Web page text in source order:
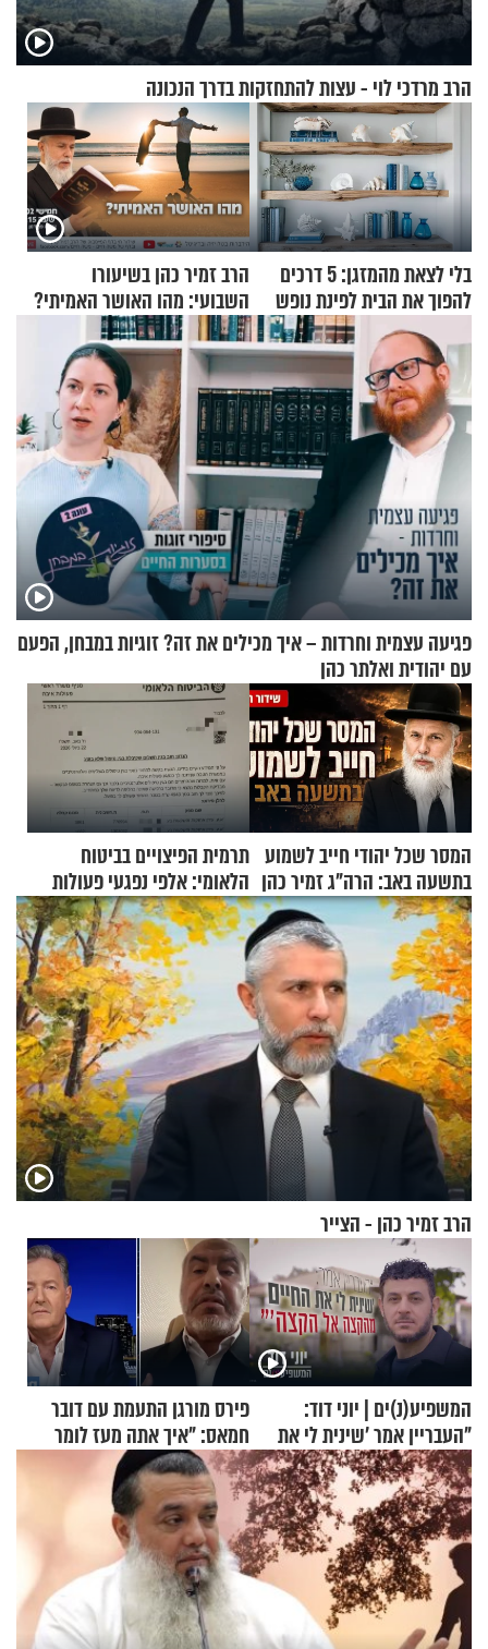
הרב מרדכי לוי - עצות להתחזקות בדרך הנכונה
בלי לצאת מהמזגן: 5 דרכים
להפוך את הבית לפינת נופש
מעוצבת
הרב זמיר כהן בשיעורו
השבועי: מהו האושר האמיתי?
פגיעה עצמית וחרדות – איך מכילים את זה? זוגיות במבחן, הפעם
עם יהודית ואלתר כהן
המסר שכל יהודי חייב לשמוע
בתשעה באב: הרה"ג זמיר כהן
בשיעור מיוחד
תרמית הפיצויים בביטוח
הלאומי: אלפי נפגעי פעולות
איבה קיבלו כספים במירמה
הרב זמיר כהן - הצייר
המשפיע(נ)ים | יוני דוד:
"העבריין אמר 'שינית לי את
החיים מהקצה אל הקצה'"
פירס מורגן התעמת עם דובר
חמאס: "איך אתה מעז לומר
שלא ביצעתם פשעי מלחמה?!"